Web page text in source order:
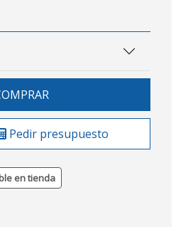
Pedir presupuesto
en tienda